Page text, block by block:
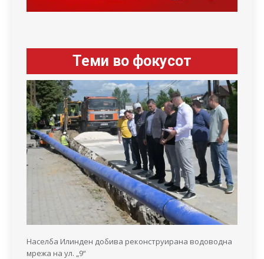
Теми во фокусот
Населба Илинден добива реконструирана водоводна
мрежа на ул. „9“